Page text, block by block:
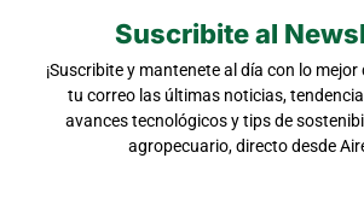
Suscribite al
¡Suscribite y mantenete al día con lo mejor
tu correo las últimas noticias,
avances tecnológicos y tips de
agropecuario, directo desde